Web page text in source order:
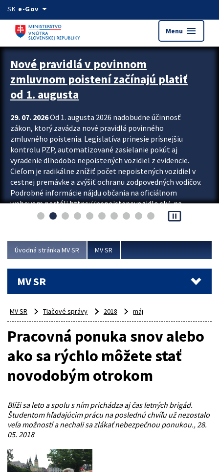
Preskocit na hlavný obsah
SK e-Govarrow_drop_down
Menu menu
Zastavit automatický posun upútavok
Nové pravidlá v povinnom
zmluvnom poistení začínajú platiť
od 1. augusta
29. 07. 2026Od 1. augusta 2026 nadobudne účinnosť
zákon, ktorý zavádza nové pravidlá povinného
zmluvného poistenia. Legislatíva prinesie prísnejšiu
kontrolu PZP, automatizované zasielanie pokút aj
vyradenie dlhodobo nepoistených vozidiel z evidencie.
Cieľom je radikálne znížiť počet nepoistených vozidiel v
cestnej premávke a zvýšiť ochranu zodpovedných vodičov.
Podrobné informácie nájdu občania na oficiálnom
webovom portáli https://nepoistenevozidlo.sk/, na
ktorom od augusta pribudne aj možnosť overiť si...
pause_presentation
Úvodná stránka MV SR MV SR
MV SR
MV SR Tlačové správy 2018 máj
Pracovná ponuka snov alebo
ako sa rýchlo môžete stať
novodobým otrokom
Blíži sa leto a spolu s ním prichádza aj čas letných brigád.
Študentom hľadajúcim prácu na poslednú chvíľu už nezostalo
veľa možností a nechali sa zlákať nebezpečnou ponukou., 28.
05. 2018